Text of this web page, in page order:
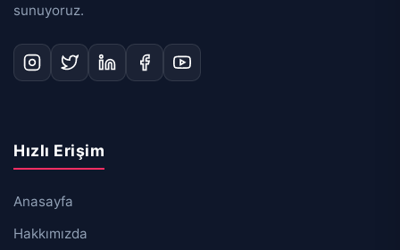
sunuyoruz.
Hızlı Erişim
Anasayfa
Hakkımızda